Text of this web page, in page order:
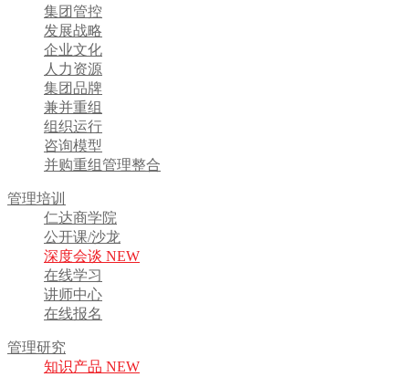
集团管控
发展战略
企业文化
人力资源
集团品牌
兼并重组
组织运行
咨询模型
并购重组管理整合
管理培训
仁达商学院
公开课/沙龙
深度会谈 NEW
在线学习
讲师中心
在线报名
管理研究
知识产品 NEW